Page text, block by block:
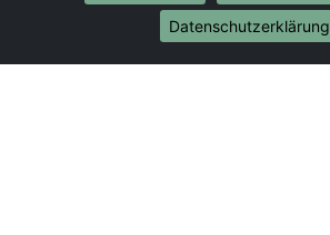
Internationale-Umzüge
Umzug von Bremen nach Brasilien
Datenschutzerklärung